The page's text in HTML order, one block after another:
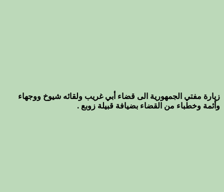
زيارة مفتي الجمهورية الى قضاء أبي غريب ولقائه شيوخ ووجهاء
وأئمة وخطباء من القضاء بضيافة قبيلة زوبع .